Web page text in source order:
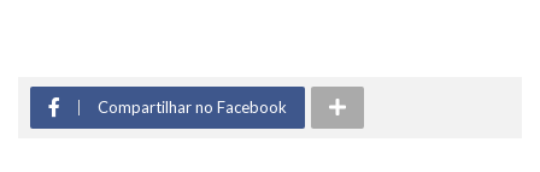
Compartilhar no Facebook